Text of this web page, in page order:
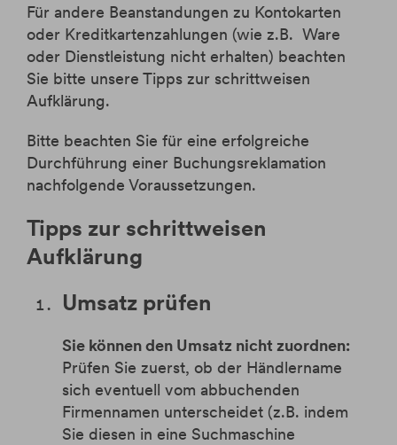
Für andere Beanstandungen zu Kontokarten
oder Kreditkartenzahlungen (wie z.B. Ware
oder Dienstleistung nicht erhalten) beachten
Sie bitte unsere Tipps zur schrittweisen
Aufklärung.
Bitte beachten Sie für eine erfolgreiche
Durchführung einer Buchungsreklamation
nachfolgende Voraussetzungen.
Tipps zur schrittweisen
Aufklärung
Umsatz prüfen
Sie können den Umsatz nicht zuordnen:
Prüfen Sie zuerst, ob der Händlername
sich eventuell vom abbuchenden
Firmennamen unterscheidet (z.B. indem
Sie diesen in eine Suchmaschine